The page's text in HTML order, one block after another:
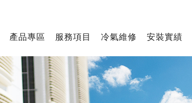
產品專區 服務項目 冷氣維修 安裝實績